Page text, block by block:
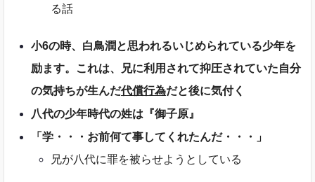
る話
小6の時、白鳥潤と思われるいじめられている少年を
励ます。これは、兄に利用されて抑圧されていた自分
の気持ちが生んだ代償行為だと後に気付く
八代の少年時代の姓は『御子原』
「学・・・お前何て事してくれたんだ・・・」
兄が八代に罪を被らせようとしている